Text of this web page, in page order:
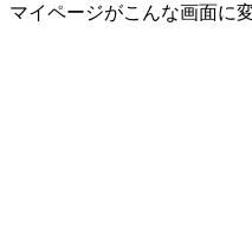
マイページがこんな画面に